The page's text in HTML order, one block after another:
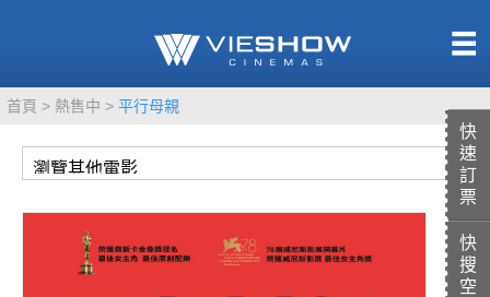
快
速
訂
票
快
搜
空
首頁 熱售中 平行母親
TITAN SCREEN
MUCROWN
影城餐飲